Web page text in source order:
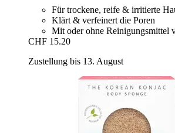
Für trockene, reife & irritierte
Klärt & verfeinert die Poren
Mit oder ohne Reinigungsmittel
CHF 15.20
Zustellung bis 13. August